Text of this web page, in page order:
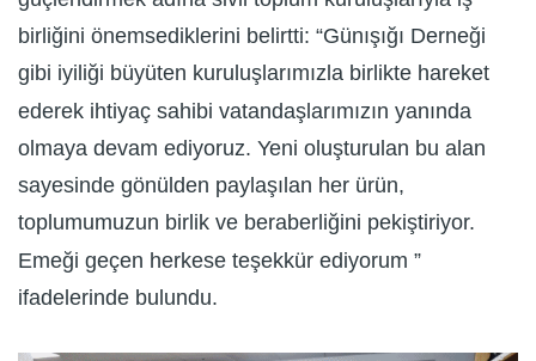
birliğini önemsediklerini belirtti: “Günışığı Derneği
gibi iyiliği büyüten kuruluşlarımızla birlikte hareket
ederek ihtiyaç sahibi vatandaşlarımızın yanında
olmaya devam ediyoruz. Yeni oluşturulan bu alan
sayesinde gönülden paylaşılan her ürün,
toplumumuzun birlik ve beraberliğini pekiştiriyor.
Emeği geçen herkese teşekkür ediyorum ”
ifadelerinde bulundu.